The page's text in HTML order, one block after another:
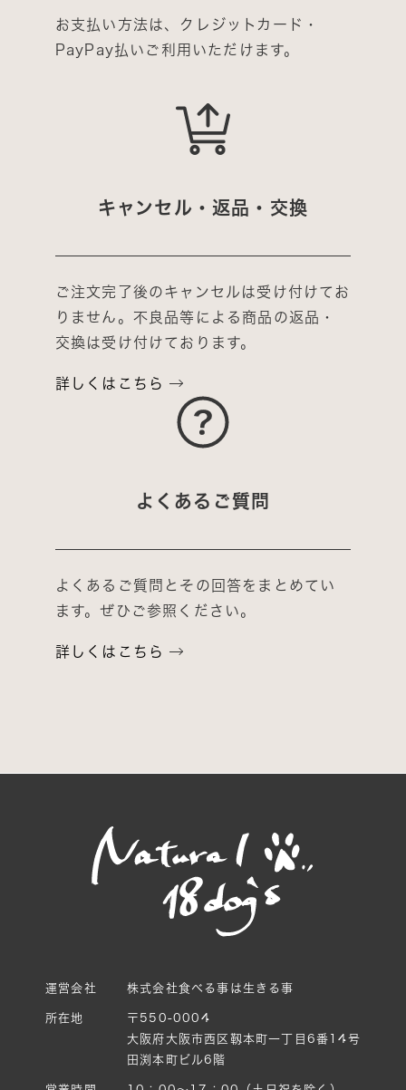
お支払い方法は、クレジットカード・
PayPay払いご利用いただけます。
キャンセル・返品・交換
ご注文完了後のキャンセルは受け付けてお
りません。不良品等による商品の返品・
交換は受け付けております。
詳しくはこちら
よくあるご質問
よくあるご質問とその回答をまとめてい
ます。ぜひご参照ください。
詳しくはこちら
運営会社 株式会社食べる事は生きる事
所在地
〒550-0004
大阪府大阪市西区靱本町一丁目6番14号
田渕本町ビル6階